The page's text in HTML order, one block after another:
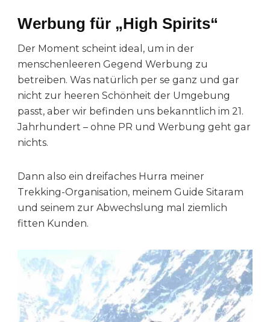
Werbung für „High Spirits“
Der Moment scheint ideal, um in der
menschenleeren Gegend Werbung zu
betreiben. Was natürlich per se ganz und gar
nicht zur heeren Schönheit der Umgebung
passt, aber wir befinden uns bekanntlich im 21.
Jahrhundert – ohne PR und Werbung geht gar
nichts.
Dann also ein dreifaches Hurra meiner
Trekking-Organisation, meinem Guide Sitaram
und seinem zur Abwechslung mal ziemlich
fitten Kunden.